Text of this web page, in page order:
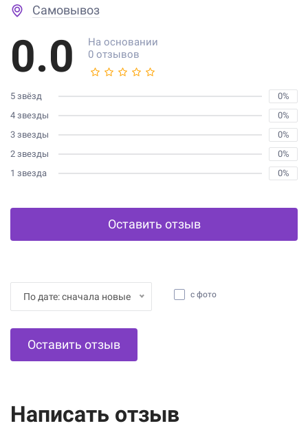
Самовывоз
0.0
На основании
0 отзывов
5 звёзд
0%
4 звезды
0%
3 звезды
0%
2 звезды
0%
1 звезда
0%
Оставить отзыв
По дате: сначала новые с фото
Оставить отзыв
Написать отзыв